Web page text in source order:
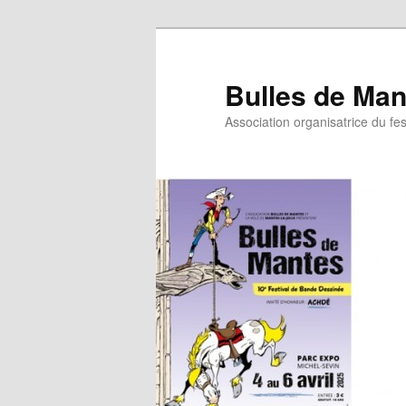
Bulles de
Association organisatrice du